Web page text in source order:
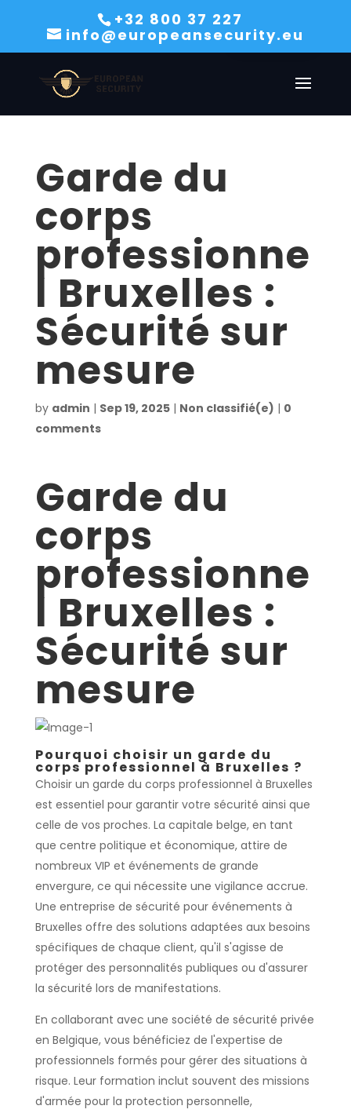
+32 800 37 227
info@europeansecurity.eu
Garde du
corps
professionne
l Bruxelles :
Sécurité sur
mesure
by admin | Sep 19, 2025| Non classifié(e) | 0
comments
Garde du
corps
professionne
l Bruxelles :
Sécurité sur
mesure
Pourquoi choisir un garde du
corps professionnel à Bruxelles ?
Choisir un garde du corps professionnel à Bruxelles
est essentiel pour garantir votre sécurité ainsi que
celle de vos proches. La capitale belge, en tant
que centre politique et économique, attire de
nombreux VIP et événements de grande
envergure, ce qui nécessite une vigilance accrue.
Une entreprise de sécurité pour événements à
Bruxelles offre des solutions adaptées aux besoins
spécifiques de chaque client, qu'il s'agisse de
protéger des personnalités publiques ou d'assurer
la sécurité lors de manifestations.
En collaborant avec une société de sécurité privée
en Belgique, vous bénéficiez de l'expertise de
professionnels formés pour gérer des situations à
risque. Leur formation inclut souvent des missions
d'armée pour la protection personnelle,
English